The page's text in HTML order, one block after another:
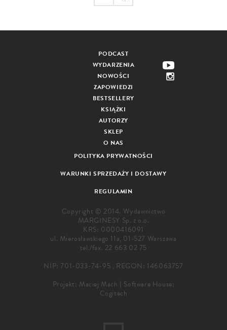
PODCAST
WYDARZENIA
NOWOŚCI
ZAPOWIEDZI
BESTSELLERY
KSIĄŻKI
AUTORZY
SKLEP
O NAS
POLITYKA PRYWATNOŚCI
WARUNKI SPRZEDAŻY I DOSTAWY
REGULAMIN
Copyright © 2014. Wydawnictwo
MARGINESY Sp. z o.o.
KRS: 0000416091
ul. Mierosławskiego 11a, 01-527 Warszawa
tel./fax. 22 663 02 75
NIP: 701-033-74-95 , REGON: 146063757
Projekt: Maciej Mach | Software House:
Cogitech